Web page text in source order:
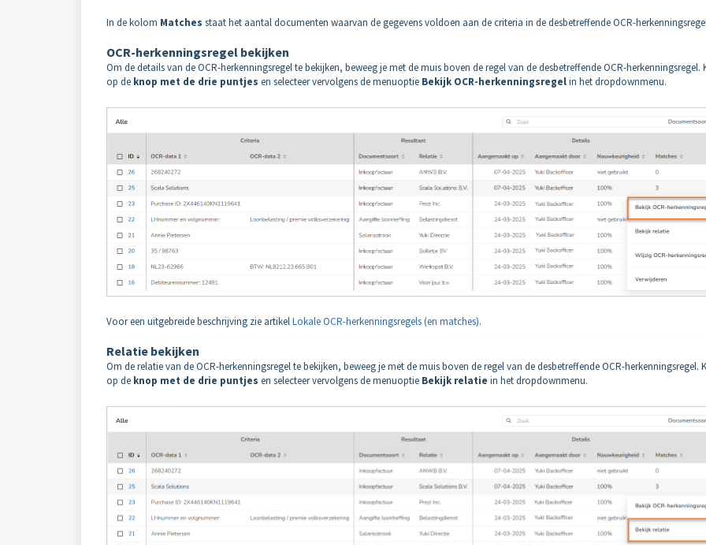
In de kolom Matches staat het aantal documenten waarvan de gegevens voldoen aan de criteria in de desbetreffende OCR-
OCR-herkenningsregel bekijken
Om de details van de OCR-herkenningsregel te bekijken, beweeg je met de muis boven de regel van de desbetreffende OCR-herkenningsregel.
op de knop met de drie puntjes en selecteer vervolgens de menuoptie Bekijk OCR-herkenningsregelin het dropdownmenu.
Voor een uitgebreide beschrijving zie artikelLokale OCR-herkenningsregels (en matches).
Relatie bekijken
Om de relatie van de OCR-herkenningsregel te bekijken, beweeg je met de muis boven de regel van de desbetreffende OCR-herkenningsregel.
op de knop met de drie puntjes en selecteer vervolgens de menuoptie Bekijk relatie in het dropdownmenu.